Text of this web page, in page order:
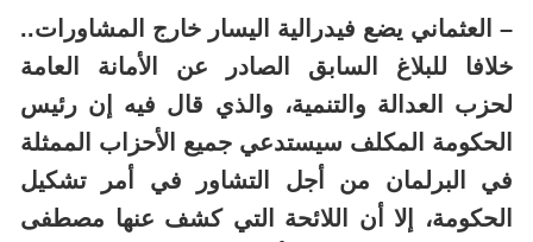
– العثماني يضع فيدرالية اليسار خارج المشاورات..
خلافا للبلاغ السابق الصادر عن الأمانة العامة
لحزب العدالة والتنمية، والذي قال فيه إن رئيس
الحكومة المكلف سيستدعي جميع الأحزاب الممثلة
في البرلمان من أجل التشاور في أمر تشكيل
الحكومة، إلا أن اللائحة التي كشف عنها مصطفى